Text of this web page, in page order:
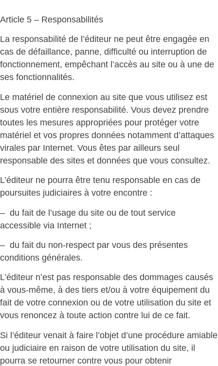
Article 5 – Responsabilités
La responsabilité de l’éditeur ne peut être engagée en
cas de défaillance, panne, difficulté ou interruption de
fonctionnement, empêchant l’accès au site ou à une de
ses fonctionnalités.
Le matériel de connexion au site que vous utilisez est
sous votre entière responsabilité. Vous devez prendre
toutes les mesures appropriées pour protéger votre
matériel et vos propres données notamment d’attaques
virales par Internet. Vous êtes par ailleurs seul
responsable des sites et données que vous consultez.
L’éditeur ne pourra être tenu responsable en cas de
poursuites judiciaires à votre encontre :
– du fait de l’usage du site ou de tout service
accessible via Internet ;
– du fait du non-respect par vous des présentes
conditions générales.
L’éditeur n’est pas responsable des dommages causés
à vous-même, à des tiers et/ou à votre équipement du
fait de votre connexion ou de votre utilisation du site et
vous renoncez à toute action contre lui de ce fait.
Si l’éditeur venait à faire l’objet d’une procédure amiable
ou judiciaire en raison de votre utilisation du site, il
pourra se retourner contre vous pour obtenir